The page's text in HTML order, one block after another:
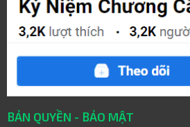
BẢN QUYỀN - BẢO MẬT